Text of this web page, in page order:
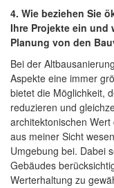
4. Wie beziehen Sie
Ihre Projekte ein und
Planung von den
Bei der
Aspekte eine immer
bietet die Möglichkeit,
reduzieren und
architektonischen
aus meiner Sicht
Umgebung bei. Dabei
Gebäudes
Werterhaltung zu